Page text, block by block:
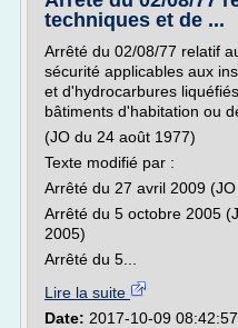
techniques et de ...
Arrêté du 02/08/77 relatif
sécurité applicables aux
et d'hydrocarbures
bâtiments d'habitation ou
(JO du 24 août 1977)
Texte modifié par :
Arrêté du 27 avril 2009
Arrêté du 5 octobre 2005
2005)
Arrêté du 5...
Lire la suite
Date: 2017-10-09 08:42:57